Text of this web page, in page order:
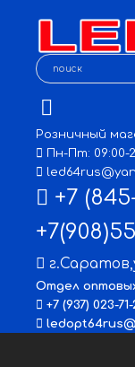
Розничный
Пн-Пт: 09:00-
+7
г.Саратов,
Отдел
+7 (937) 023-